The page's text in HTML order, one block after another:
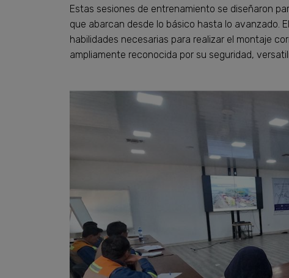
Estas sesiones de entrenamiento se diseñaron
que abarcan desde lo básico hasta lo avanzado.
habilidades necesarias para realizar el montaje
ampliamente reconocida por su seguridad,